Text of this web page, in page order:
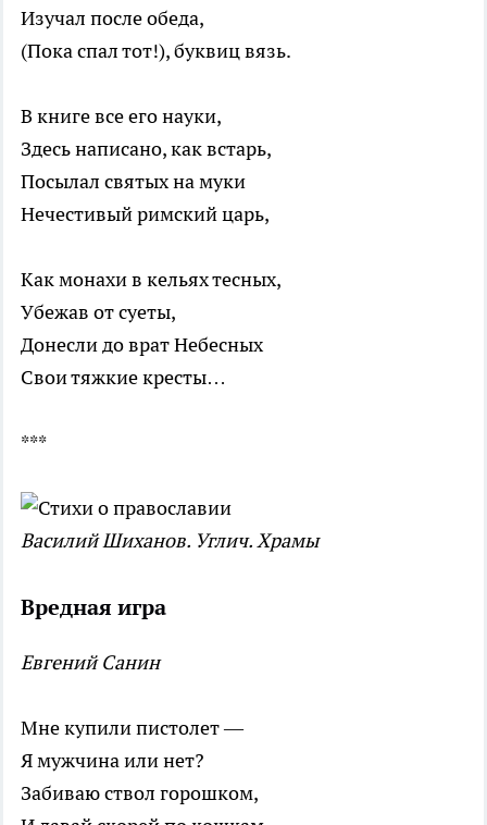
Изучал после обеда,
(Пока спал тот!), буквиц вязь.
В книге все его науки,
Здесь написано, как встарь,
Посылал святых на муки
Нечестивый римский царь,
Как монахи в кельях тесных,
Убежав от суеты,
Донесли до врат Небесных
Свои тяжкие кресты…
***
Василий Шиханов. Углич. Храмы
Вредная игра
Евгений Санин
Мне купили пистолет —
Я мужчина или нет?
Забиваю ствол горошком,